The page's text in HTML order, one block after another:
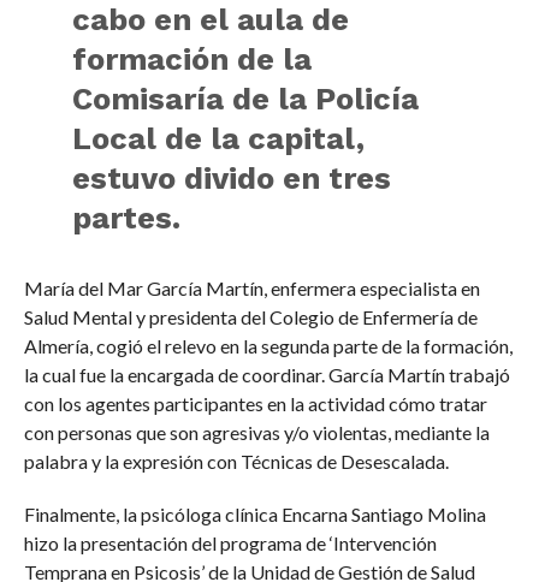
cabo en el aula de
formación de la
Comisaría de la Policía
Local de la capital,
estuvo divido en tres
partes.
María del Mar García Martín, enfermera especialista en
Salud Mental y presidenta del Colegio de Enfermería de
Almería, cogió el relevo en la segunda parte de la formación,
la cual fue la encargada de coordinar. García Martín trabajó
con los agentes participantes en la actividad cómo tratar
con personas que son agresivas y/o violentas, mediante la
palabra y la expresión con Técnicas de Desescalada.
Finalmente, la psicóloga clínica Encarna Santiago Molina
hizo la presentación del programa de ‘Intervención
Temprana en Psicosis’ de la Unidad de Gestión de Salud